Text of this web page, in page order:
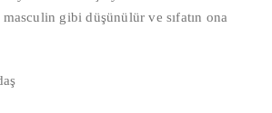
gibi düşünülür ve sıfatın ona